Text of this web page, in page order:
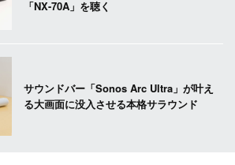
「NX-70A」を聴く
サウンドバー「Sonos Arc Ultra」が叶え
る大画面に没入させる本格サラウンド